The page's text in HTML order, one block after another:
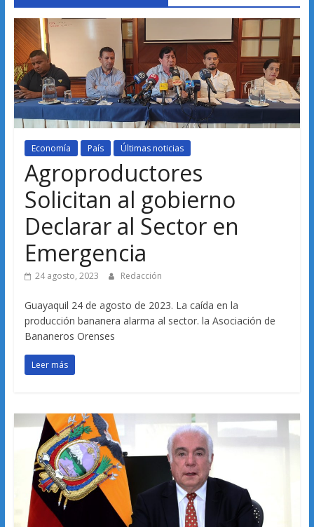
Economía País Últimas noticias
Agroproductores
Solicitan al gobierno
Declarar al Sector en
Emergencia
24 agosto, 2023 Redacción
Guayaquil 24 de agosto de 2023. La caída en la
producción bananera alarma al sector. la Asociación de
Bananeros Orenses
Leer más